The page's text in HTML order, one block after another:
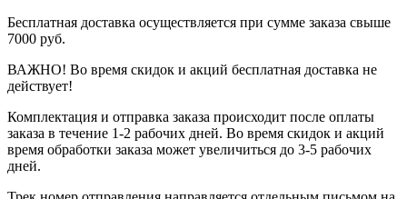
Бесплатная доставка осуществляется при сумме заказа свыше
7000 руб.
ВАЖНО! Во время скидок и акций бесплатная доставка не
действует!
Комплектация и отправка заказа происходит после оплаты
заказа в течение 1-2 рабочих дней. Во время скидок и акций
время обработки заказа может увеличиться до 3-5 рабочих
дней.